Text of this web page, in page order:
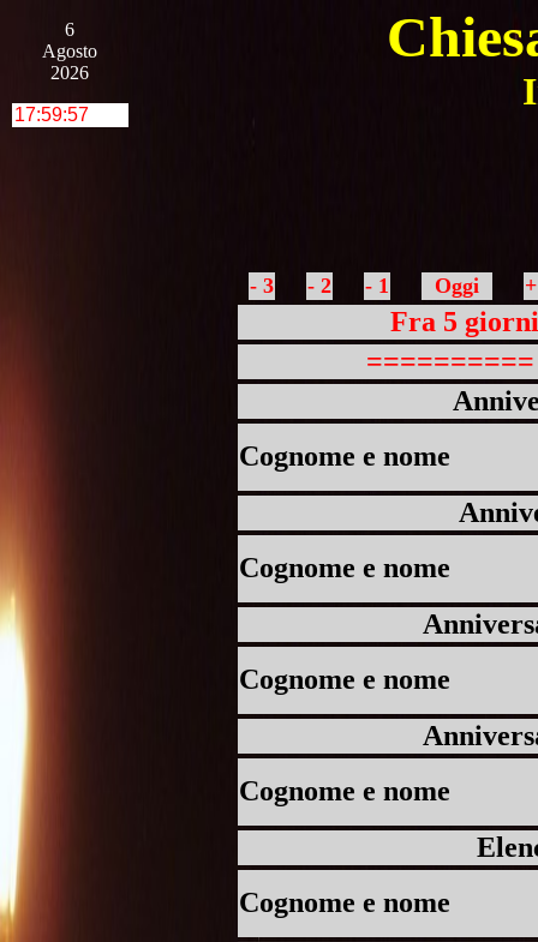
6
Agosto
2026
- 3 - 2 - 1 Oggi
Fra 5
Cognome e nome
Cognome e nome
Cognome e nome
Cognome e nome
Cognome e nome